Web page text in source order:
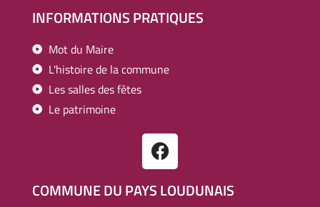
INFORMATIONS PRATIQUES
Mot du Maire
L'histoire de la commune
Les salles des fêtes
Le patrimoine
COMMUNE DU PAYS LOUDUNAIS